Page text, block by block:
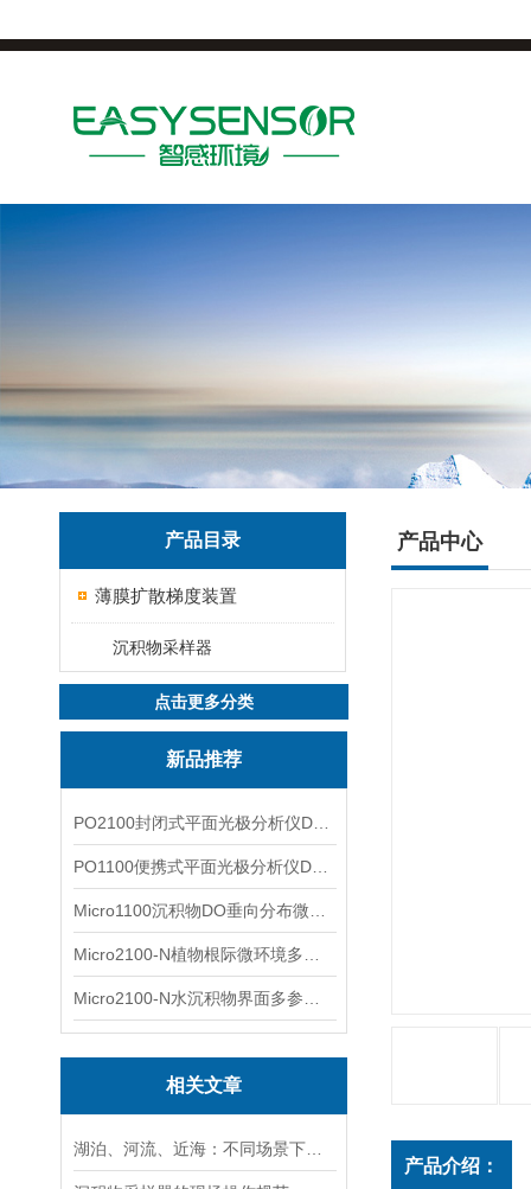
产品目录
薄膜扩散梯度装置
沉积物采样器
点击更多分类
新品推荐
相关文章
产品中心
产品介绍：